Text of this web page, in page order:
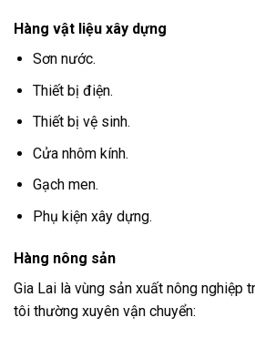
Hàng vật liệu xây dựng
Sơn nước.
Thiết bị điện.
Thiết bị vệ sinh.
Cửa nhôm kính.
Gạch men.
Phụ kiện xây dựng.
Hàng nông sản
Gia Lai là vùng sản xuất nông nghiệp
tôi thường xuyên vận chuyển: